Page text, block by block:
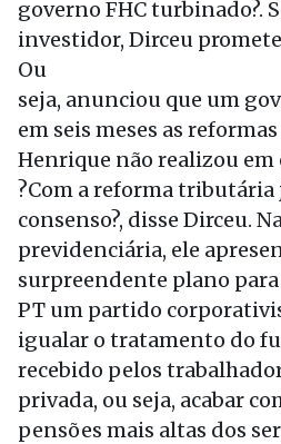
governo FHC turbinado?.
investidor, Dirceu
Ou
seja, anunciou que um
em seis meses as
Henrique não realizou em
?Com a reforma tributária
consenso?, disse Dirceu.
previdenciária, ele
surpreendente plano
PT um partido
igualar o tratamento do
recebido pelos
privada, ou seja, acabar
pensões mais altas dos